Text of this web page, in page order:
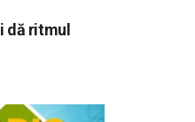
dă ritmul